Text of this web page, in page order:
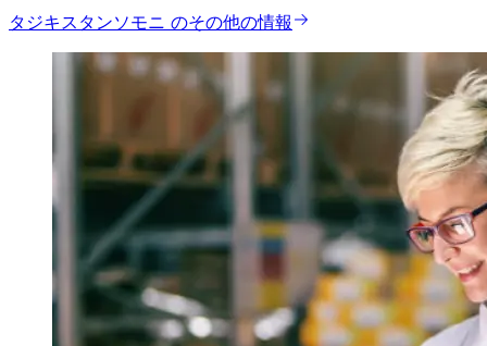
タジキスタンソモニ のその他の情報